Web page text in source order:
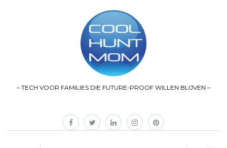
– TECH VOOR FAMILIES DIE FUTURE-PROOF WILLEN BLIJVEN –